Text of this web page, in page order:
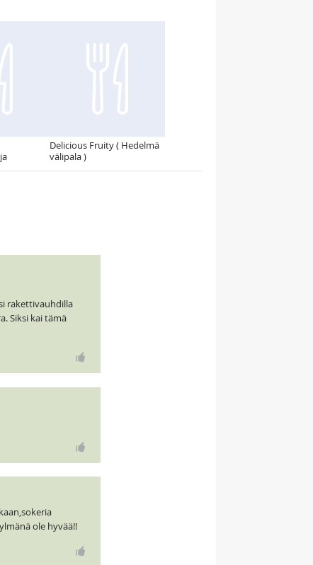
Delicious Fruity ( Hedelmä
välipala )
rakettivauhdilla
Siksi kai tämä
ole hyvää!!